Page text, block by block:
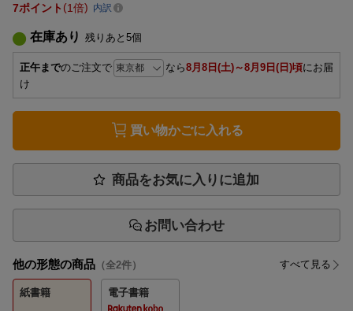
7ポイント 1倍 内訳
在庫あり 残りあと 5個
正午までのご注文で なら8月8日(土)～8月9日(日)頃にお届
け
買い物かごに入れる
商品をお気に入りに追加
お問い合わせ
他の形態の商品 （全2件） すべて見る
紙書籍 電子書籍